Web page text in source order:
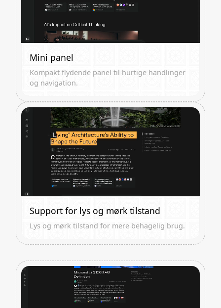
Mini panel
Kompakt flydende panel til hurtige handlinger
og navigation.
Support for lys og mørk tilstand
Lys og mørk tilstand for mere behagelig brug.